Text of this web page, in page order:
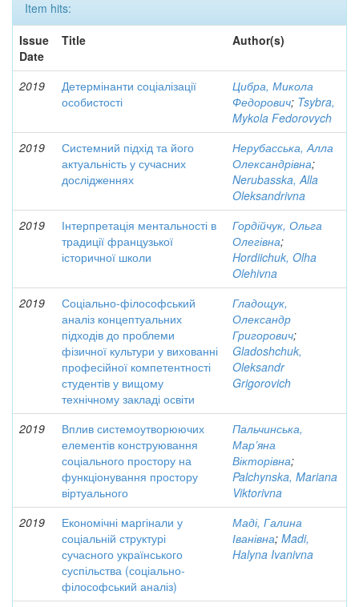
Item hits:
Issue
Date
Title Author(s)
2019
Детермінанти соціалізації
особистості
Цибра, Микола
Федорович; Tsybra,
Mykola Fedorovych
2019
Системний підхід та його
актуальність у сучасних
дослідженнях
Нерубасська, Алла
Олександрівна;
Nerubasska, Alla
Oleksandrivna
2019
Інтерпретація ментальності в
традиції французької
історичної школи
Гордійчук, Ольга
Олегівна;
Hordiichuk, Olha
Olehivna
2019
Соціально-філософський
аналіз концептуальних
підходів до проблеми
фізичної культури у вихованні
професійної компетентності
студентів у вищому
технічному закладі освіти
Гладощук,
Олександр
Григорович;
Gladoshchuk,
Oleksandr
Grigorovich
2019
Вплив системоутворюючих
елементів конструювання
соціального простору на
функціонування простору
віртуального
Пальчинська,
Мар’яна
Вікторівна;
Palchynska, Mariana
Viktorivna
2019
Економічні маргінали у
соціальній структурі
сучасного українського
суспільства (соціально-
філософський аналіз)
Маді, Галина
Іванівна; Madi,
Halyna Ivanivna